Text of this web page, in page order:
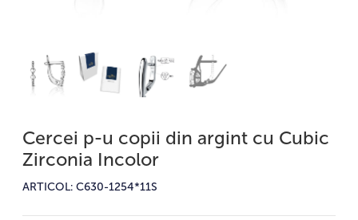
Cercei p-u copii din argint cu Cubic
Zirconia Incolor
ARTICOL: C630-1254*11S